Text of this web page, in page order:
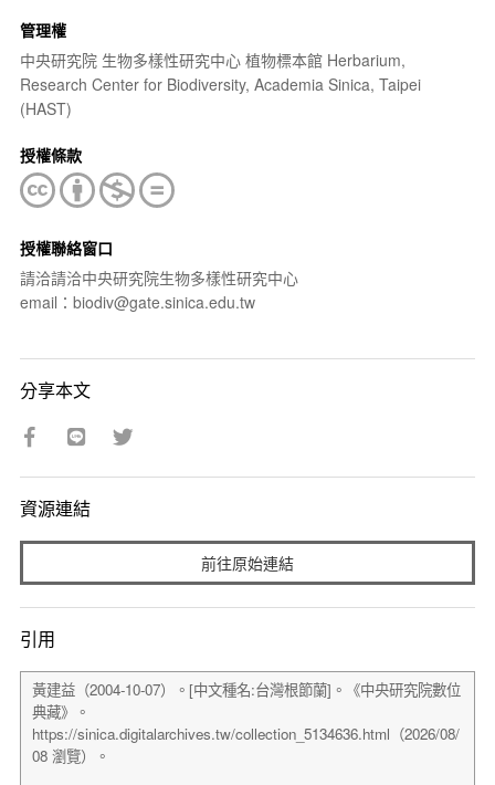
管理權
中央研究院 生物多樣性研究中心 植物標本館 Herbarium,
Research Center for Biodiversity, Academia Sinica, Taipei
(HAST)
授權條款
授權聯絡窗口
請洽請洽中央研究院生物多樣性研究中心
email：biodiv@gate.sinica.edu.tw
分享本文
資源連結
前往原始連結
引用